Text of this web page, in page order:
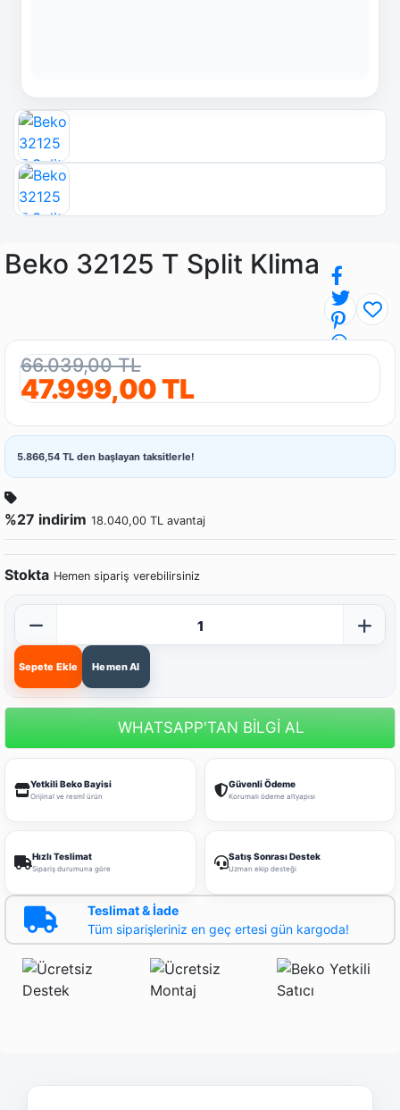
Beko 32125 T Split Klima
66.039,00 TL
47.999,00 TL
5.866,54 TL den başlayan taksitlerle!
%27 indirim 18.040,00 TL avantaj
Stokta Hemen sipariş verebilirsiniz
Sepete Ekle Hemen Al
WHATSAPP'TAN BİLGİ AL
Yetkili Beko Bayisi
Orijinal ve resmî ürün
Güvenli Ödeme
Korumalı ödeme altyapısı
Hızlı Teslimat
Sipariş durumuna göre
Satış Sonrası Destek
Uzman ekip desteği
Teslimat & İade
Tüm siparişleriniz en geç ertesi gün kargoda!